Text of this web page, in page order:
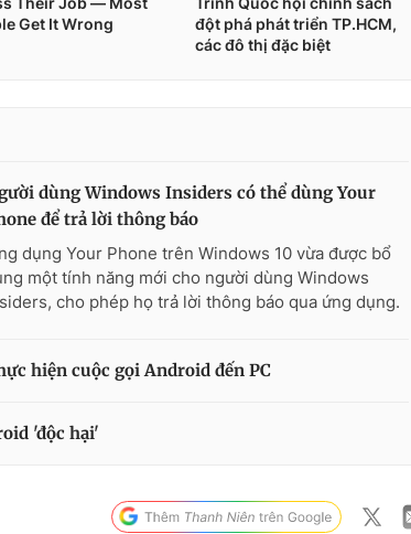
dùng Windows Insiders có thể dùng Your
để trả lời thông báo
dụng Your Phone trên Windows 10 vừa được bổ
một tính năng mới cho người dùng Windows
cho phép họ trả lời thông báo qua ứng dụng.
hiện cuộc gọi Android đến PC
'độc hại'